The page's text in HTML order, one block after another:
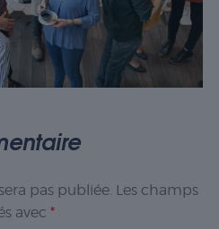
pas publiée. Les champs
avec *